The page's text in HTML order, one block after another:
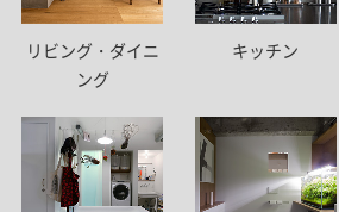
リビング・ダイニ
ング
キッチン